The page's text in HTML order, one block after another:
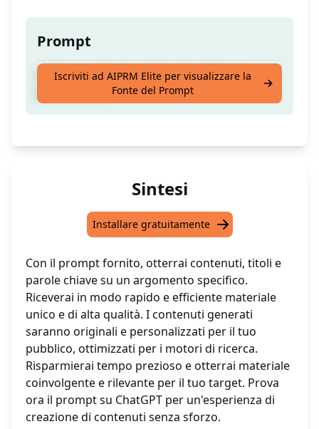
Prompt
Genera contenuto, titolo, descrizione e
Iscriviti ad AIPRM Elite per visualizzare la
Fonte del Prompt
Sintesi
Installare gratuitamente
Con il prompt fornito, otterrai contenuti, titoli e
parole chiave su un argomento specifico.
Riceverai in modo rapido e efficiente materiale
unico e di alta qualità. I contenuti generati
saranno originali e personalizzati per il tuo
pubblico, ottimizzati per i motori di ricerca.
Risparmierai tempo prezioso e otterrai materiale
coinvolgente e rilevante per il tuo target. Prova
ora il prompt su ChatGPT per un'esperienza di
creazione di contenuti senza sforzo.